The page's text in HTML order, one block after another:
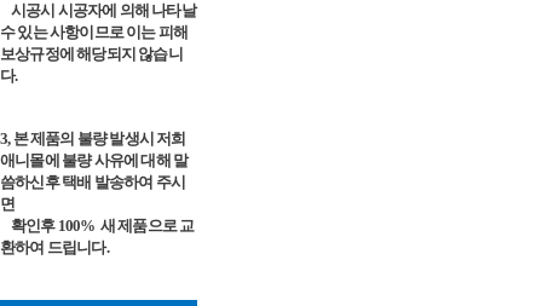
시공시 시공자에 의해 나타날
수 있는 사항이므로 이는 피해
보상규정에 해당되지 않습니
다.
3, 본 제품의 불량 발생시 저희
애니몰에 불량 사유에 대해 말
씀하신후 택배 발송하여 주시
면
확인후 100% 새 제품으로 교
환하여 드립니다.